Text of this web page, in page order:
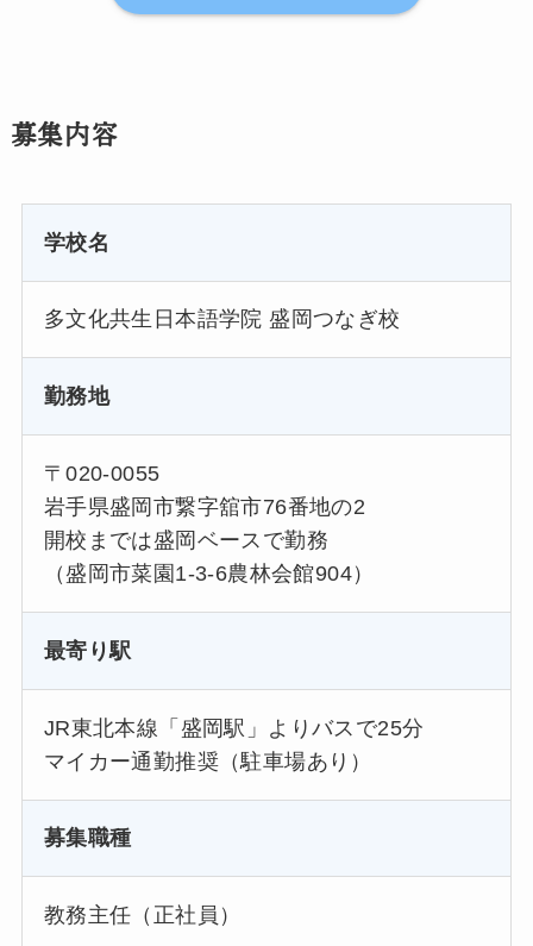
募集内容
学校名
多文化共生日本語学院 盛岡つなぎ校
勤務地
〒020-0055
岩手県盛岡市繋字舘市76番地の2
開校までは盛岡ベースで勤務
（盛岡市菜園1-3-6農林会館904）
最寄り駅
JR東北本線「盛岡駅」よりバスで25分
マイカー通勤推奨（駐車場あり）
募集職種
教務主任（正社員）